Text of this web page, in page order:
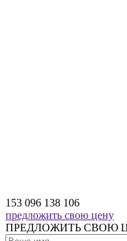
153 096 138 106
предложить свою цену
ПРЕДЛОЖИТЬ СВОЮ